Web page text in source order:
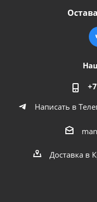
Написать в
Доставка в